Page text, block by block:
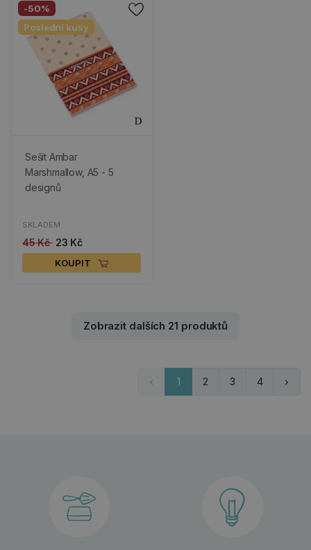
-50%
Poslední kusy
Sešit Ambar
Marshmallow, A5 - 5
designů
SKLADEM
45 Kč 23 Kč
KOUPIT
Zobrazit dalších 21 produktů
1 2 3 4